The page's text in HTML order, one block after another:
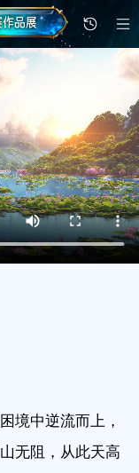
境中逆流而上，
无阻，从此天高